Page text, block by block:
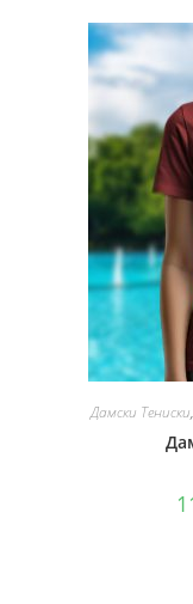
Дамски Тениски,